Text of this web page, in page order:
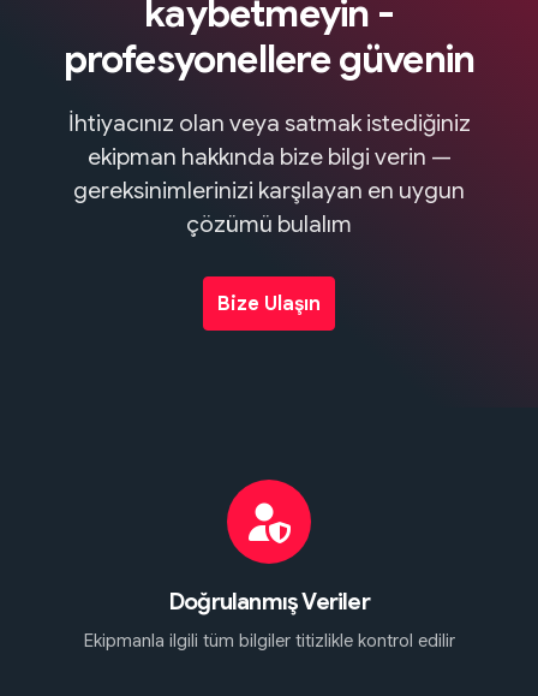
kaybetmeyin -
profesyonellere güvenin
İhtiyacınız olan veya satmak istediğiniz
ekipman hakkında bize bilgi verin —
gereksinimlerinizi karşılayan en uygun
çözümü bulalım
Bize Ulaşın
Doğrulanmış Veriler
Ekipmanla ilgili tüm bilgiler titizlikle kontrol edilir